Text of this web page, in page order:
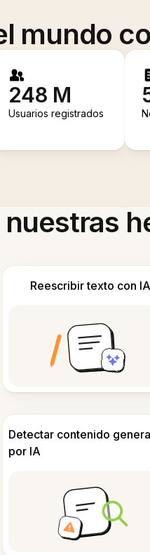
mundo
248 M
Usuarios registrados
Reescribir texto con IA
Detectar contenido
por IA